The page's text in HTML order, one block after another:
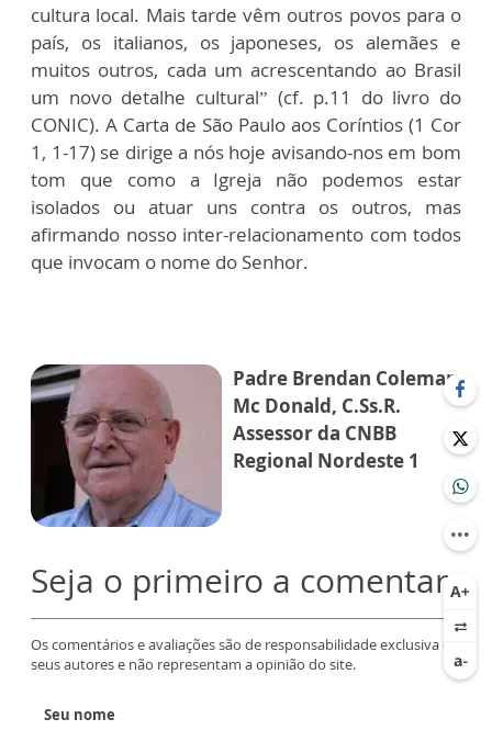
cultura local. Mais tarde vêm outros povos para o
país, os italianos, os japoneses, os alemães e
muitos outros, cada um acrescentando ao Brasil
um novo detalhe cultural” (cf. p.11 do livro do
CONIC). A Carta de São Paulo aos Coríntios (1 Cor
1, 1-17) se dirige a nós hoje avisando-nos em bom
tom que como a Igreja não podemos estar
isolados ou atuar uns contra os outros, mas
afirmando nosso inter-relacionamento com todos
que invocam o nome do Senhor.
Padre Brendan Coleman
Mc Donald, C.Ss.R.
Assessor da CNBB
Regional Nordeste 1
Seja o primeiro a comentar
Os comentários e avaliações são de responsabilidade exclusiva de
seus autores e não representam a opinião do site.
Seu nome